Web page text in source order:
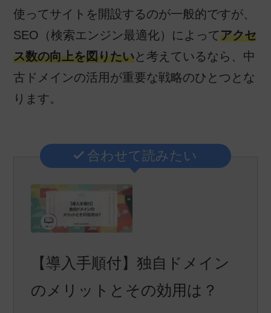
使ってサイトを開設するのが一般的ですが、
SEO（検索エンジン最適化）によってアクセ
ス数の向上を図りたいと考えているなら、中
古ドメインの活用が重要な戦略のひとつとな
ります。
合わせて読みたい
【導入手順付】独自ドメイン
のメリットとその効用は？